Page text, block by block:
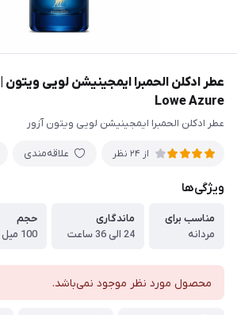
Lowe Azure
عطر ادکلن الحمبرا ایمجینیشن لویی ویتون آزور
از 24 نظر علاقه‌مندی
ویژگی‌ها
مناسب برای
مردانه
ماندگاری
24 الی 36 ساعت
حجم
100 میل
محصول مورد نظر موجود نمی‌باشد.